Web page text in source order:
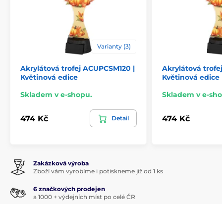
Varianty (3)
Akrylátová trofej ACUPCSM120 |
Květinová edice
Skladem v e-shopu.
474 Kč Detail
Akrylátová trofej
Květinová edice
Skladem v e-
474 Kč
Zakázková výroba
Zboží vám vyrobíme i potiskneme již od 1 ks
6 značkových prodejen
a 1000 + výdejních míst po celé ČR